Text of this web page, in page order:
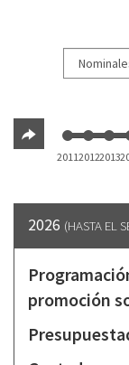
201120122013
2026 (HASTA EL
promoción